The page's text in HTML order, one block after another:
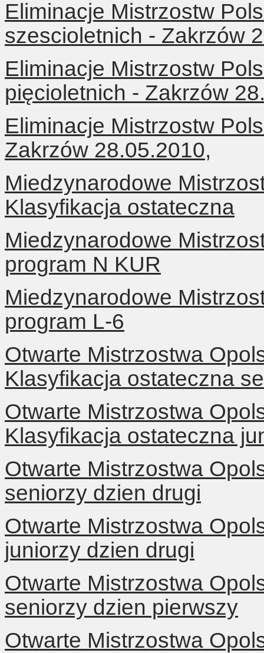
Eliminacje Mistrzostw
szescioletnich - Zakrzów
Eliminacje Mistrzostw
pięcioletnich - Zakrzów
Eliminacje Mistrzostw
Zakrzów 28.05.2010,
Miedzynarodowe
Klasyfikacja ostateczna
Miedzynarodowe
program N KUR
Miedzynarodowe
program L-6
Otwarte Mistrzostwa
Klasyfikacja ostateczna
Otwarte Mistrzostwa
Klasyfikacja ostateczna
Otwarte Mistrzostwa
seniorzy dzien drugi
Otwarte Mistrzostwa
juniorzy dzien drugi
Otwarte Mistrzostwa
seniorzy dzien pierwszy
Otwarte Mistrzostwa